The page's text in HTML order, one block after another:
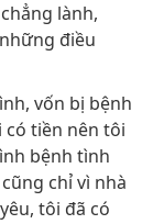
lành,
điều
vốn bị bệnh
tiền nên tôi
bệnh tình
chỉ vì nhà
tôi đã có